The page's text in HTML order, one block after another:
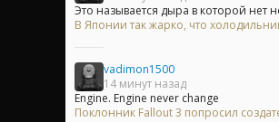
Это называется дыра в которой нет
В Японии так жарко, что
vadimon1500
14 минут назад
Engine. Engine never change
Поклонник Fallout 3 попросил